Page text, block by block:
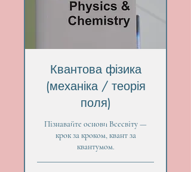
Квантова фізика
(механіка / теорія
поля)
Пізнавайте основи Всесвіту —
крок за кроком, квант за
квантумом.